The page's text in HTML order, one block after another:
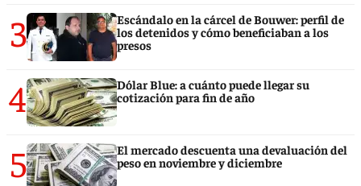
3
Escándalo en la cárcel de Bouwer: perfil de
los detenidos y cómo beneficiaban a los
presos
4
Dólar Blue: a cuánto puede llegar su
cotización para fin de año
5
El mercado descuenta una devaluación del
peso en noviembre y diciembre